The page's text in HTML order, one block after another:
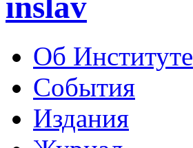
inslav
Об Институте
События
Издания